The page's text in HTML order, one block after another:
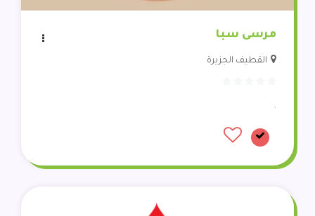
مرسى سبا
القطيف الجزيرة
.